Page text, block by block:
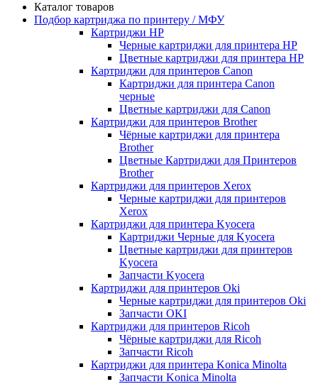
Каталог товаров
Подбор картриджа по принтеру / МФУ
Картриджи HP
Черные картриджи для принтера HP
Цветные картриджи для принтера HP
Картриджи для принтеров Сanon
Картриджи для принтера Сanon
черные
Цветные картриджи для Сanon
Картриджи для принтеров Brother
Чёрные картриджи для принтера
Brother
Цветные Картриджи для Принтеров
Brother
Картриджи для принтеров Xerox
Черные картриджи для принтеров
Xerox
Картриджи для принтера Kyocera
Картриджи Черные для Kyocera
Цветные картриджи для принтеров
Kyocera
Запчасти Kyocera
Картриджи для принтеров Oki
Черные картриджи для принтеров Oki
Запчасти OKI
Картриджи для принтеров Ricoh
Чёрные картриджи для Ricoh
Запчасти Ricoh
Картриджи для принтера Konica Minolta
Запчасти Koniсa Minolta